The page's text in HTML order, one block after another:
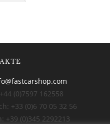
(0)7597 162558
+33 (0)6 70 05 32 56
+39 (0)345 2292213